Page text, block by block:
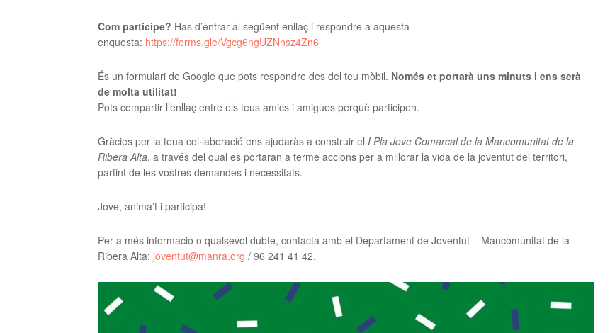
Com participe? Has d’entrar al següent enllaç i respondre a aquesta
enquesta: https://forms.gle/Vgcg6ngUZNnsz4Zn6
És un formulari de Google que pots respondre des del teu mòbil. Només et portarà uns minuts i ens serà
de molta utilitat!
Pots compartir l’enllaç entre els teus amics i amigues perquè participen.
Gràcies per la teua col·laboració ens ajudaràs a construir el I Pla Jove Comarcal de la Mancomunitat de la
Ribera Alta, a través del qual es portaran a terme accions per a millorar la vida de la joventut del territori,
partint de les vostres demandes i necessitats.
Jove, anima’t i participa!
Per a més informació o qualsevol dubte, contacta amb el Departament de Joventut – Mancomunitat de la
Ribera Alta: joventut@manra.org / 96 241 41 42.